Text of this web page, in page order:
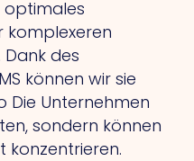
optimales
komplexeren
des
können wir sie
Die Unternehmen
sondern können
konzentrieren.